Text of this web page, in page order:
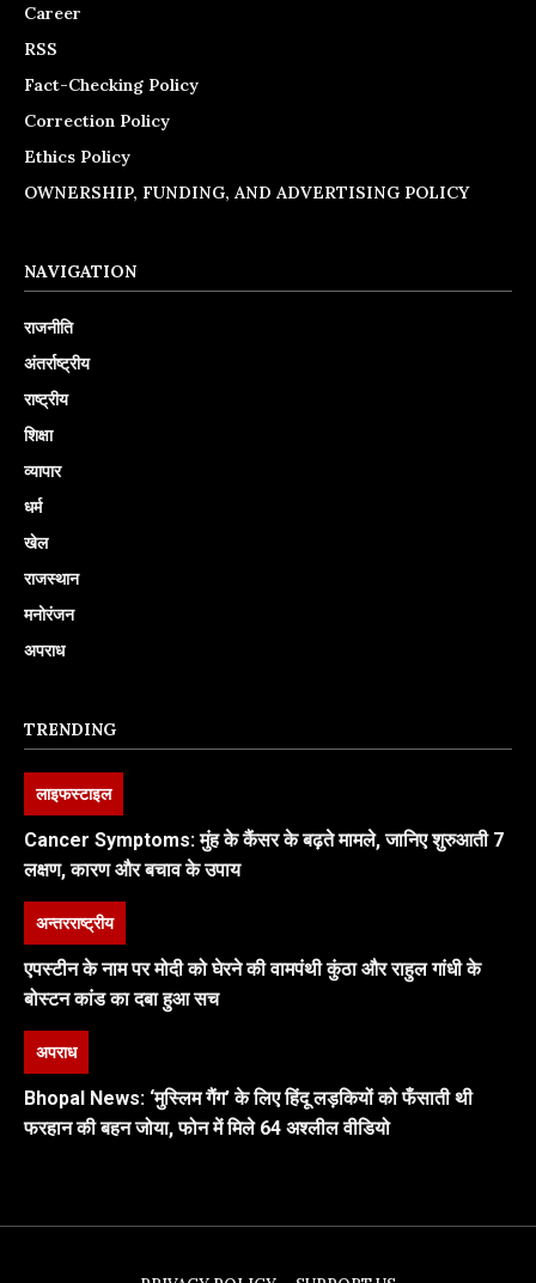
Career
RSS
Fact-Checking Policy
Correction Policy
Ethics Policy
OWNERSHIP, FUNDING, AND ADVERTISING POLICY
NAVIGATION
राजनीति
अंतर्राष्ट्रीय
राष्ट्रीय
शिक्षा
व्यापार
धर्म
खेल
राजस्थान
मनोरंजन
अपराध
TRENDING
लाइफस्टाइल
Cancer Symptoms: मुंह के कैंसर के बढ़ते मामले, जानिए शुरुआती 7
लक्षण, कारण और बचाव के उपाय
अन्तरराष्ट्रीय
एपस्टीन के नाम पर मोदी को घेरने की वामपंथी कुंठा और राहुल गांधी के
बोस्टन कांड का दबा हुआ सच
अपराध
Bhopal News: ‘मुस्लिम गैंग’ के लिए हिंदू लड़कियों को फँसाती थी
फरहान की बहन जोया, फोन में मिले 64 अश्लील वीडियो